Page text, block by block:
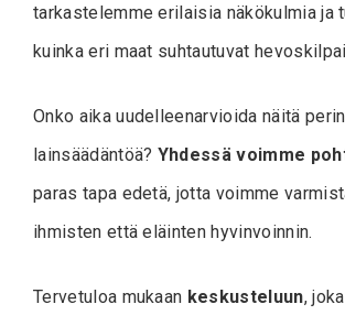
tarkastelemme erilaisia näkökulmia ja
kuinka eri maat suhtautuvat
Onko aika uudelleenarvioida näitä
lainsäädäntöä? Yhdessä voimme
paras tapa edetä, jotta voimme
ihmisten että eläinten hyvinvoinnin.
Tervetuloa mukaan keskusteluun,